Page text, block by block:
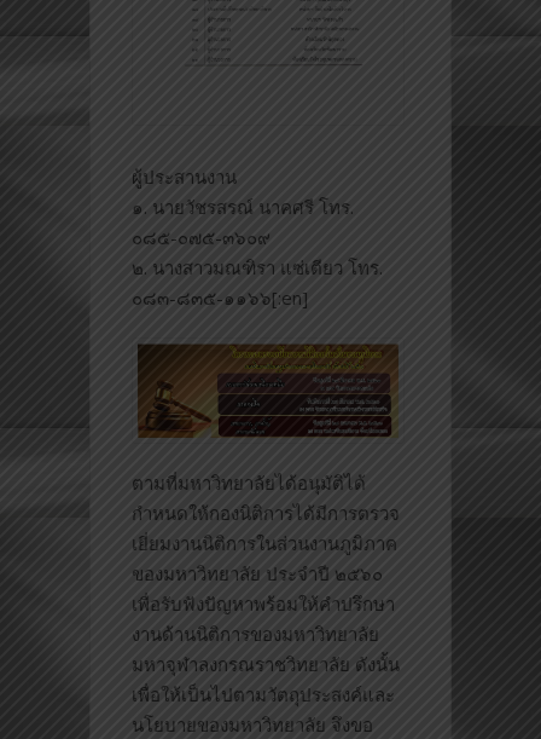
ผู้ประสานงาน
๑. นายวัชรสรณ์ นาคศรี โทร.
๐๘๕-๐๗๕-๓๖๐๙
๒. นางสาวมณฑิรา แซ่เตียว โทร.
๐๘๓-๘๓๕-๑๑๖๖[:en]
ตามที่มหาวิทยาลัยได้อนุมัติได้
กำหนดให้กองนิติการได้มีการตรวจ
เยี่ยมงานนิติการในส่วนงานภูมิภาค
ของมหาวิทยาลัย ประจำปี ๒๕๖๐
เพื่อรับฟังปัญหาพร้อมให้คำปรึกษา
งานด้านนิติการของมหาวิทยาลัย
มหาจุฬาลงกรณราชวิทยาลัย ดังนั้น
เพื่อให้เป็นไปตามวัตถุประสงค์และ
นโยบายของมหาวิทยาลัย จึงขอ